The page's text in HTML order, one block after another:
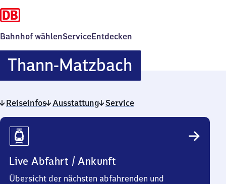
Bahnhof wählenServiceEntdecken
Thann-MatzbachThann-
Matzbach
Reiseinfos Ausstattung Service
Reiseinfos
Live Abfahrt / Ankunft
Übersicht der nächsten abfahrenden und